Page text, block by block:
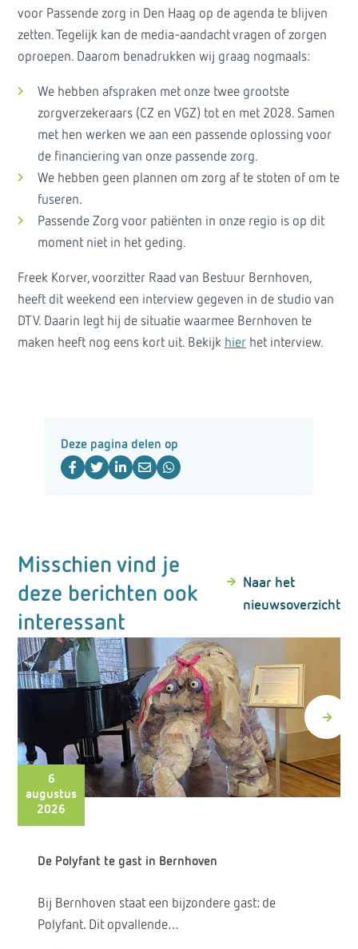
voor Passende zorg in Den Haag op de agenda te blijven
zetten. Tegelijk kan de media-aandacht vragen of zorgen
oproepen. Daarom benadrukken wij graag nogmaals:
We hebben afspraken met onze twee grootste
zorgverzekeraars (CZ en VGZ) tot en met 2028. Samen
met hen werken we aan een passende oplossing voor
de financiering van onze passende zorg.
We hebben geen plannen om zorg af te stoten of om te
fuseren.
Passende Zorg voor patiënten in onze regio is op dit
moment niet in het geding.
Freek Korver, voorzitter Raad van Bestuur Bernhoven,
heeft dit weekend een interview gegeven in de studio van
DTV. Daarin legt hij de situatie waarmee Bernhoven te
maken heeft nog eens kort uit. Bekijk hier het interview.
Deze pagina delen op
Misschien vind je
deze berichten ook
interessant
Naar het
nieuwsoverzicht
6
augustus
2026
De Polyfant te gast in Bernhoven
Bij Bernhoven staat een bijzondere gast: de
Polyfant. Dit opvallende…